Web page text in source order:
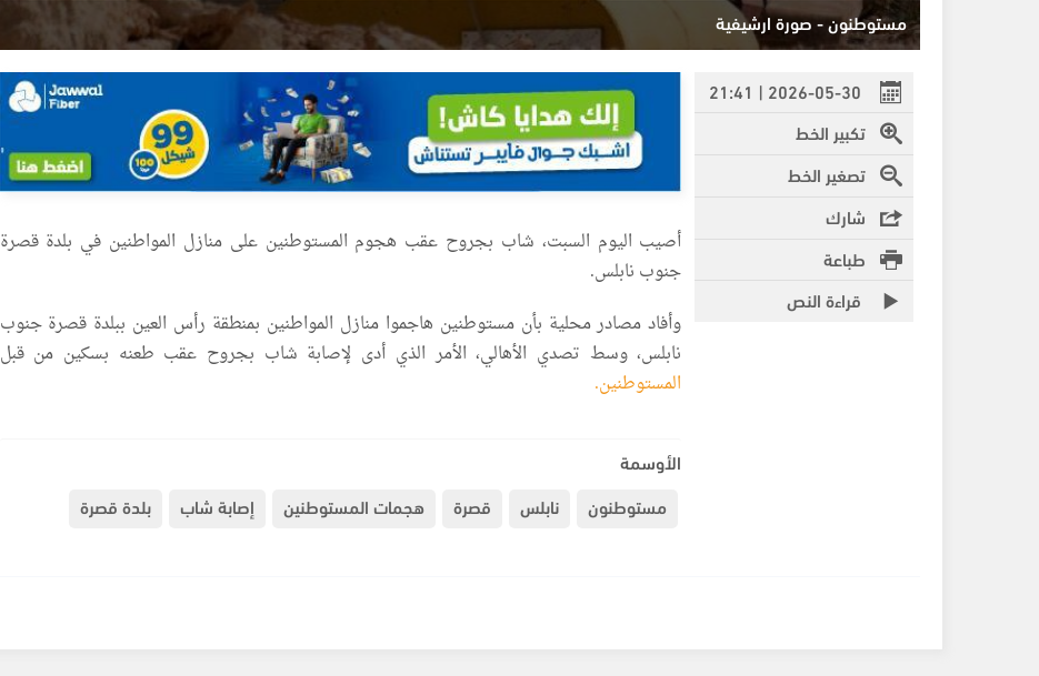
مستوطنون - صورة ارشيفية
2026-05-30 | 21:41
تكبير الخط
تصغير الخط
شارك
طباعة
قراءة النص
أصيب اليوم السبت، شاب بجروح عقب هجوم المستوطنين على منازل المواطنين في بلدة قصرة
جنوب نابلس.
وأفاد مصادر محلية بأن مستوطنين هاجموا منازل المواطنين بمنطقة رأس العين ببلدة قصرة جنوب
نابلس، وسط تصدي الأهالي، الأمر الذي أدى لإصابة شاب بجروح عقب طعنه بسكين من قبل
المستوطنين.
الأوسمة
مستوطنون
نابلس قصرة هجمات المستوطنين إصابة شاب بلدة قصرة